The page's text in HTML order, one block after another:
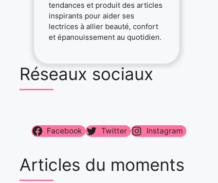
tendances et produit des articles
inspirants pour aider ses
lectrices à allier beauté, confort
et épanouissement au quotidien.
Réseaux sociaux
Facebook Twitter Instagram
Articles du moments